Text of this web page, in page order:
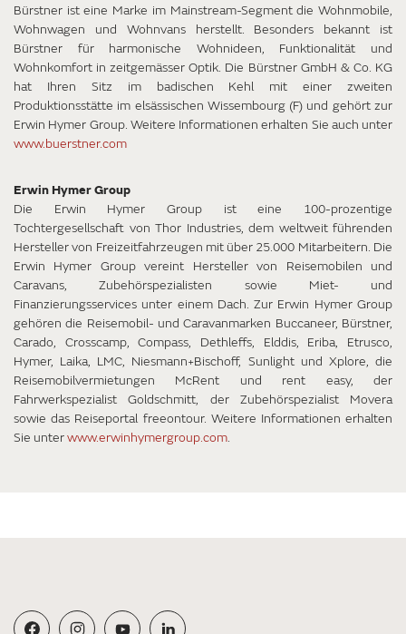
Bürstner ist eine Marke im Mainstream-Segment die Wohnmobile,
Wohnwagen und Wohnvans herstellt. Besonders bekannt ist
Bürstner für harmonische Wohnideen, Funktionalität und
Wohnkomfort in zeitgemässer Optik. Die Bürstner GmbH & Co. KG
hat Ihren Sitz im badischen Kehl mit einer zweiten
Produktionsstätte im elsässischen Wissembourg (F) und gehört zur
Erwin Hymer Group. Weitere Informationen erhalten Sie auch unter
www.buerstner.com
Erwin Hymer Group
Die Erwin Hymer Group ist eine 100-prozentige
Tochtergesellschaft von Thor Industries, dem weltweit führenden
Hersteller von Freizeitfahrzeugen mit über 25.000 Mitarbeitern. Die
Erwin Hymer Group vereint Hersteller von Reisemobilen und
Caravans, Zubehörspezialisten sowie Miet- und
Finanzierungsservices unter einem Dach. Zur Erwin Hymer Group
gehören die Reisemobil- und Caravanmarken Buccaneer, Bürstner,
Carado, Crosscamp, Compass, Dethleffs, Elddis, Eriba, Etrusco,
Hymer, Laika, LMC, Niesmann+Bischoff, Sunlight und Xplore, die
Reisemobilvermietungen McRent und rent easy, der
Fahrwerkspezialist Goldschmitt, der Zubehörspezialist Movera
sowie das Reiseportal freeontour. Weitere Informationen erhalten
Sie unterwww.erwinhymergroup.com.